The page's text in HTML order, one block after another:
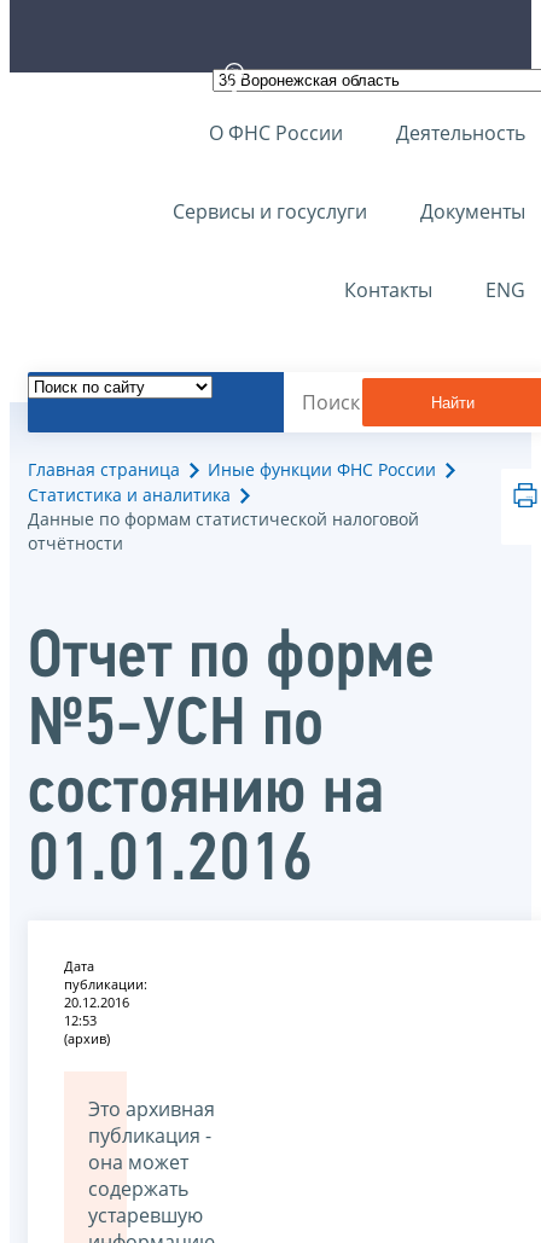
О ФНС России Деятельность
Сервисы и госуслуги Документы
Контакты ENG
Найти
Главная страница
Иные функции ФНС России
Статистика и аналитика
Данные по формам статистической налоговой
отчётности
Отчет по форме
№5-УСН по
состоянию на
01.01.2016
Дата
публикации:
20.12.2016
12:53
(архив)
Это архивная
публикация -
она может
содержать
устаревшую